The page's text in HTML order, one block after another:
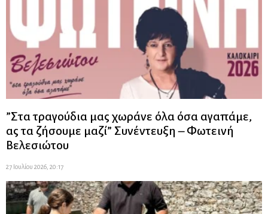
”Στα τραγούδια μας χωράνε όλα όσα αγαπάμε,
ας τα ζήσουμε μαζί” Συνέντευξη – Φωτεινή
Βελεσιώτου
27 Ιουλίου 2026, 20:17